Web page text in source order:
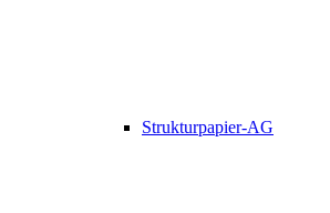
Strukturpapier-AG